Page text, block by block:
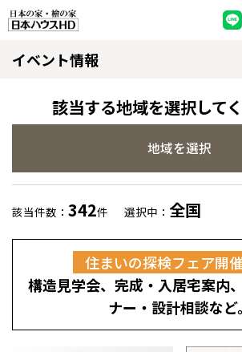
脱炭素・檜の家
環境にやさしい、脱炭素社会の住宅
耐震構造
高耐久住宅
高断熱・高気密の家
エネルギー自給自足
選ばれる理由
檜の魅力 トップ
檜と日本人
1000年を超えて生きる檜
知られざる檜の効果・作用
注文住宅
グレートステージ
リフォーム トップ
イベント情報
該当する地域を選択してく
地域を選択
該当件数： 342件 選択中： 全国
住まいの探検フェア開
構造見学会、完成・入居宅案内
ナー・設計相談など。